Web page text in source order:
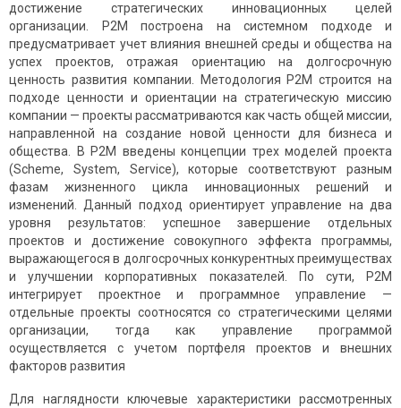
достижение стратегических инновационных целей
организации. P2M построена на системном подходе и
предусматривает учет влияния внешней среды и общества на
успех проектов, отражая ориентацию на долгосрочную
ценность развития компании. Методология P2M строится на
подходе ценности и ориентации на стратегическую миссию
компании — проекты рассматриваются как часть общей миссии,
направленной на создание новой ценности для бизнеса и
общества. В P2M введены концепции трех моделей проекта
(Scheme, System, Service), которые соответствуют разным
фазам жизненного цикла инновационных решений и
изменений. Данный подход ориентирует управление на два
уровня результатов: успешное завершение отдельных
проектов и достижение совокупного эффекта программы,
выражающегося в долгосрочных конкурентных преимуществах
и улучшении корпоративных показателей. По сути, P2M
интегрирует проектное и программное управление —
отдельные проекты соотносятся со стратегическими целями
организации, тогда как управление программой
осуществляется с учетом портфеля проектов и внешних
факторов развития
Для наглядности ключевые характеристики рассмотренных